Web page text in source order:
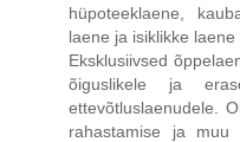
hüpoteeklaene,
laene ja isiklikke laene
Eksklusiivsed
õiguslikele ja
ettevõtluslaenudele.
rahastamise ja